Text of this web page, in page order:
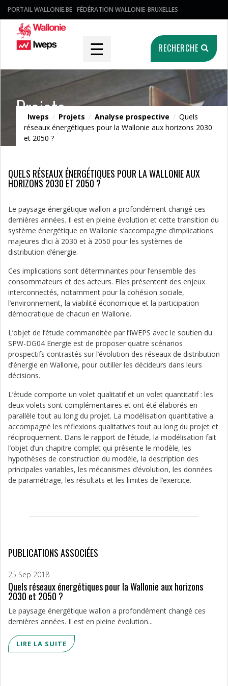
PORTAIL WALLONIE.BE FÉDÉRATION WALLONIE-BRUXELLES
☰ RECHERCHE
Projets
Iweps / Projets / Analyse prospective / Quels
réseaux énergétiques pour la Wallonie aux horizons 2030
et 2050 ?
QUELS RÉSEAUX ÉNERGÉTIQUES POUR LA WALLONIE AUX
HORIZONS 2030 ET 2050 ?
Le paysage énergétique wallon a profondément changé ces
dernières années. Il est en pleine évolution et cette transition du
système énergétique en Wallonie s’accompagne d’implications
majeures d’ici à 2030 et à 2050 pour les systèmes de
distribution d’énergie.
Ces implications sont déterminantes pour l’ensemble des
consommateurs et des acteurs. Elles présentent des enjeux
interconnectés, notamment pour la cohésion sociale,
l’environnement, la viabilité économique et la participation
démocratique de chacun en Wallonie.
L’objet de l’étude commanditée par l’IWEPS avec le soutien du
SPW-DG04 Energie est de proposer quatre scénarios
prospectifs contrastés sur l’évolution des réseaux de distribution
d’énergie en Wallonie, pour outiller les décideurs dans leurs
décisions.
L’étude comporte un volet qualitatif et un volet quantitatif : les
deux volets sont complémentaires et ont été élaborés en
parallèle tout au long du projet. La modélisation quantitative a
accompagné les réflexions qualitatives tout au long du projet et
réciproquement. Dans le rapport de l’étude, la modélisation fait
l’objet d’un chapitre complet qui présente le modèle, les
hypothèses de construction du modèle, la description des
principales variables, les mécanismes d’évolution, les données
de paramétrage, les résultats et les limites de l’exercice.
PUBLICATIONS ASSOCIÉES
25 Sep 2018
Quels réseaux énergétiques pour la Wallonie aux horizons
2030 et 2050 ?
Le paysage énergétique wallon a profondément changé ces
dernières années. Il est en pleine évolution...
LIRE LA SUITE